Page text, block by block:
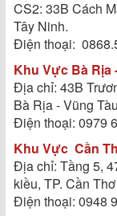
CS2: 33B Cách
Tây Ninh.
Điện thoại:
Khu Vực Bà Rịa
Địa chỉ: 43B
Bà Rịa - Vũng Tàu
Điện thoại: 0979
Khu Vực Cần
Địa chỉ: Tầng 5,
kiều, TP. Cần Thơ
Điện thoại: 0948